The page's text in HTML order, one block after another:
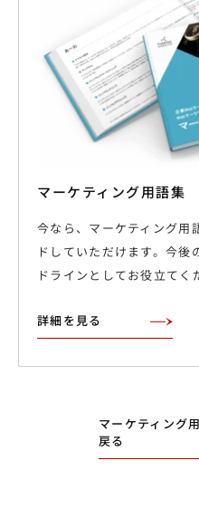
マーケティング用語集
今なら、マーケティング用
ドしていただけます。今後
ドラインとしてお役立てく
詳細を見る
マーケティング
戻る